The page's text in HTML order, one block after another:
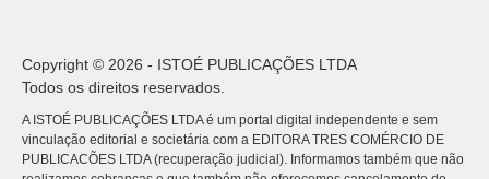
Copyright © 2026 - ISTOÉ PUBLICAÇÕES LTDA
Todos os direitos reservados.
A ISTOÉ PUBLICAÇÕES LTDA é um portal digital independente e sem
vinculação editorial e societária com a EDITORA TRES COMÉRCIO DE
PUBLICACÕES LTDA (recuperação judicial). Informamos também que não